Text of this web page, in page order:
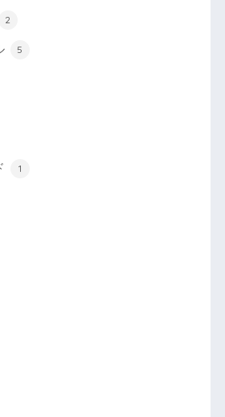
2
5
1